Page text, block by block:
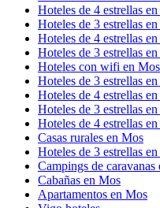
Hoteles de 4 estrellas
Hoteles de 3 estrellas
Hoteles de 4 estrellas
Hoteles de 3 estrellas
Hoteles con wifi en Mos
Hoteles de 3 estrellas
Hoteles de 4 estrellas
Hoteles de 3 estrellas
Hoteles de 4 estrellas
Casas rurales en Mos
Hoteles de 3 estrellas
Campings de caravanas
Cabañas en Mos
Apartamentos en Mos